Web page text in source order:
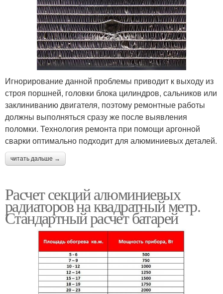
Игнорирование данной проблемы приводит к выходу из
строя поршней, головки блока цилиндров, сальников или
заклиниванию двигателя, поэтому ремонтные работы
должны выполняться сразу же после выявления
поломки. Технология ремонта при помощи аргонной
сварки оптимально подходит для алюминиевых деталей.
читать дальше →
Расчет секций алюминиевых
радиаторов на квадратный метр.
Стандартный расчет батарей